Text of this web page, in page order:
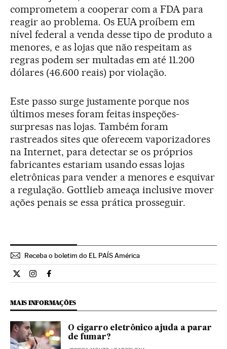
comprometem a cooperar com a FDA para
reagir ao problema. Os EUA proíbem em
nível federal a venda desse tipo de produto a
menores, e as lojas que não respeitam as
regras podem ser multadas em até 11.200
dólares (46.600 reais) por violação.
Este passo surge justamente porque nos
últimos meses foram feitas inspeções-
surpresas nas lojas. Também foram
rastreados sites que oferecem vaporizadores
na Internet, para detectar se os próprios
fabricantes estariam usando essas lojas
eletrônicas para vender a menores e esquivar
a regulação. Gottlieb ameaça inclusive mover
ações penais se essa prática prosseguir.
Receba o boletim do EL PAÍS América
Internacional El País Brasil en Twitter
Internacional El País Brasil en Instagram
Internacional El País Brasil en Facebook
MAIS INFORMAÇÕES
O cigarro eletrônico ajuda a parar
de fumar?